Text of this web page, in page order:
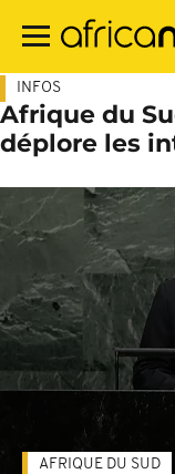
contenu
INFOS
Afrique du
déplore les
AFRIQUE DU SUD